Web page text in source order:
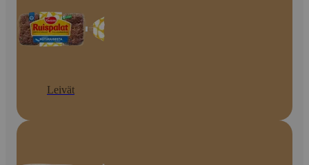
Leivät